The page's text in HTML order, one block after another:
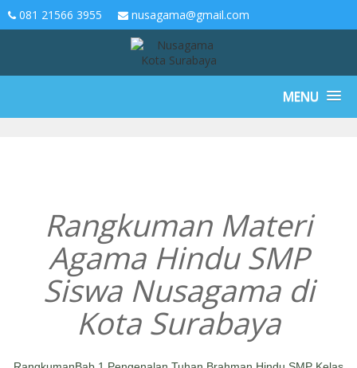
081 21566 3955 nusagama@gmail.com
MENU
Rangkuman Materi
Agama Hindu SMP
Siswa Nusagama di
Kota Surabaya